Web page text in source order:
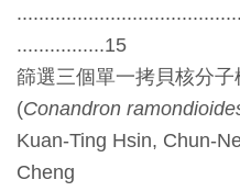
政
府
公
開
資
訊
................15
篩選三個單一拷貝核分
(Conandron
Kuan-Ting Hsin, Chun-
Cheng